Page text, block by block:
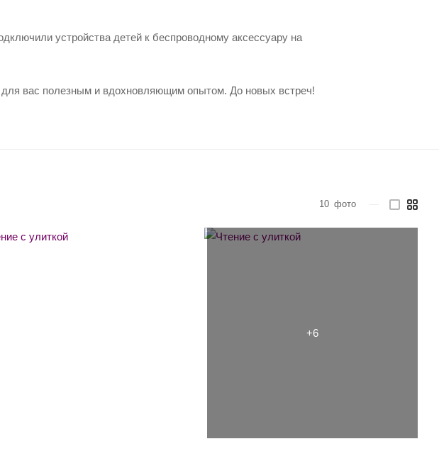
устройства детей к беспроводному аксессуару на
вас полезным и вдохновляющим опытом. До новых встреч!
10 фото